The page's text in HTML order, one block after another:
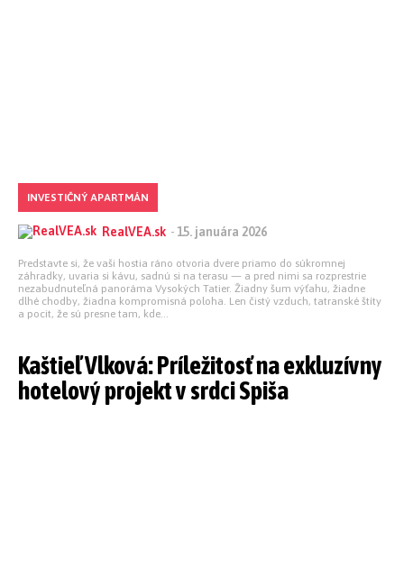
INVESTIČNÝ APARTMÁN
RealVEA.sk - 15. januára 2026
Predstavte si, že vaši hostia ráno otvoria dvere priamo do súkromnej
záhradky, uvaria si kávu, sadnú si na terasu — a pred nimi sa rozprestrie
nezabudnuteľná panoráma Vysokých Tatier. Žiadny šum výťahu, žiadne
dlhé chodby, žiadna kompromisná poloha. Len čistý vzduch, tatranské štíty
a pocit, že sú presne tam, kde...
Kaštieľ Vlková: Príležitosť na exkluzívny
hotelový projekt v srdci Spiša